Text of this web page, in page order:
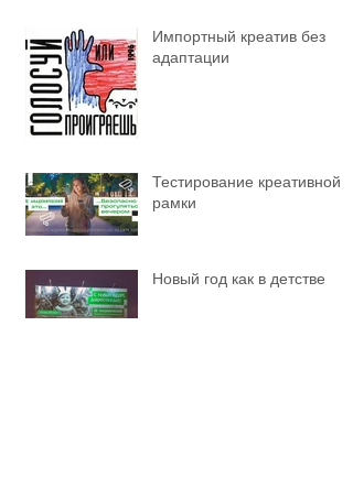
Импортный креатив без
адаптации
Тестирование креативной
рамки
Новый год как в детстве